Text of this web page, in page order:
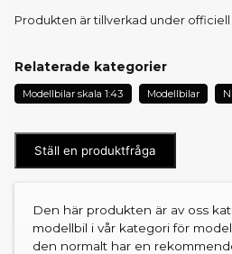
Produkten är tillverkad under officiell
Relaterade kategorier
Modellbilar skala 1:43 Modellbilar
Ställ en produktfråga
Den här produkten är av oss
modellbil i vår kategori för
den normalt har en